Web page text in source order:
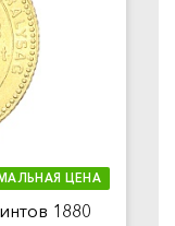
ЦЕНА
1880